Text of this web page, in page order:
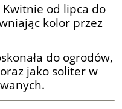
Kwitnie od lipca do
kolor przez
do ogrodów,
jako soliter w